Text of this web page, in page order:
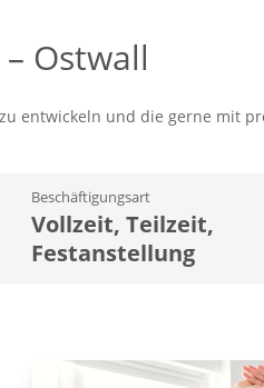
Ostwall
entwickeln und die gerne mit
Beschäftigungsart
Vollzeit, Teilzeit,
Festanstellung